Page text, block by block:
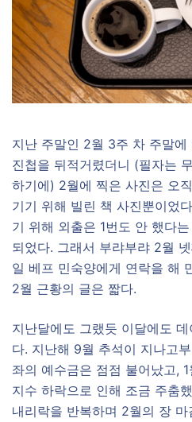
지난 주말인 2월 3주 차 주말
진첩을 뒤적거렸더니 (필자는
하기에) 2월에 찍은 사진은 오
기기 위해 빌린 책 사진뿐이었
기 위해 외출은 1번도 안 했다
되었다. 그래서 부랴부랴 2월
일 베프 민숙양에게 연락을 해
2월 근황의 글은 짧다.
지난달에도 그랬듯 이달에도
다. 지난해 9월 추석이 지나고
좌의 예수금은 점점 불어났고,
지수 하락으로 인해 조금 주춤
내리락을 반복하며 2월의 장